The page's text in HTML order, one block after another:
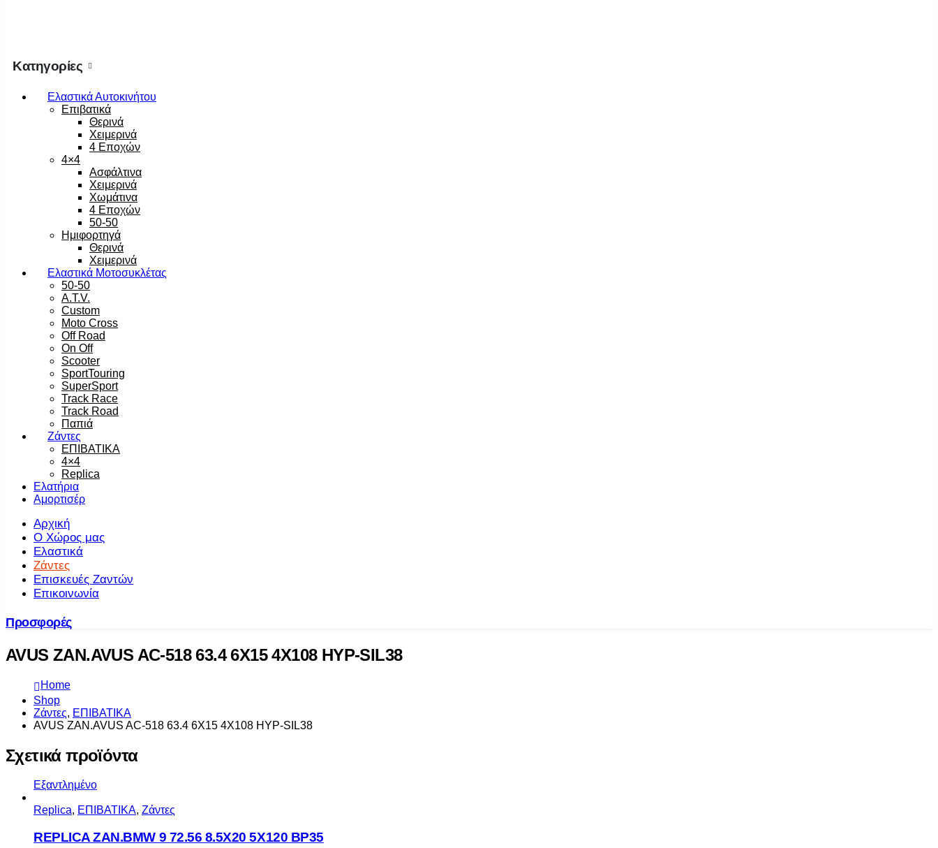
Κατηγορίες
Ελαστικά Αυτοκινήτου
Επιβατικά
Θερινά
Χειμερινά
4 Εποχών
4×4
Ασφάλτινα
Χειμερινά
Χωμάτινα
4 Εποχών
50-50
Ημιφορτηγά
Θερινά
Χειμερινά
Ελαστικά Μοτοσυκλέτας
50-50
A.T.V.
Custom
Moto Cross
Off Road
On Off
Scooter
SportTouring
SuperSport
Track Race
Track Road
Παπιά
Ζάντες
ΕΠΙΒΑΤΙΚΑ
4×4
Replica
Ελατήρια
Αμορτισέρ
Αρχική
Ο Χώρος μας
Ελαστικά
Ζάντες
Επισκευές Ζαντών
Επικοινωνία
Προσφορές
AVUS ZAN.AVUS AC-518 63.4 6X15 4X108 HYP-SIL38
Home
Shop
Ζάντες, ΕΠΙΒΑΤΙΚΑ
AVUS ZAN.AVUS AC-518 63.4 6X15 4X108 HYP-SIL38
Σχετικά προϊόντα
Εξαντλημένο
Replica, ΕΠΙΒΑΤΙΚΑ, Ζάντες
REPLICA ZAN.BMW 9 72.56 8.5X20 5X120 BP35